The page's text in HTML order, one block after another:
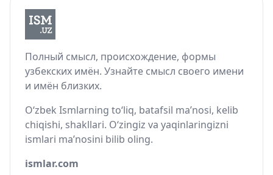
Полный смысл, происхождение, формы
узбекских имён. Узнайте смысл своего имени
и имён близких.
O‘zbek Ismlarning to‘liq, batafsil ma’nosi, kelib
chiqishi, shakllari. O‘zingiz va yaqinlaringizni
ismlari ma’nosini bilib oling.
ismlar.com